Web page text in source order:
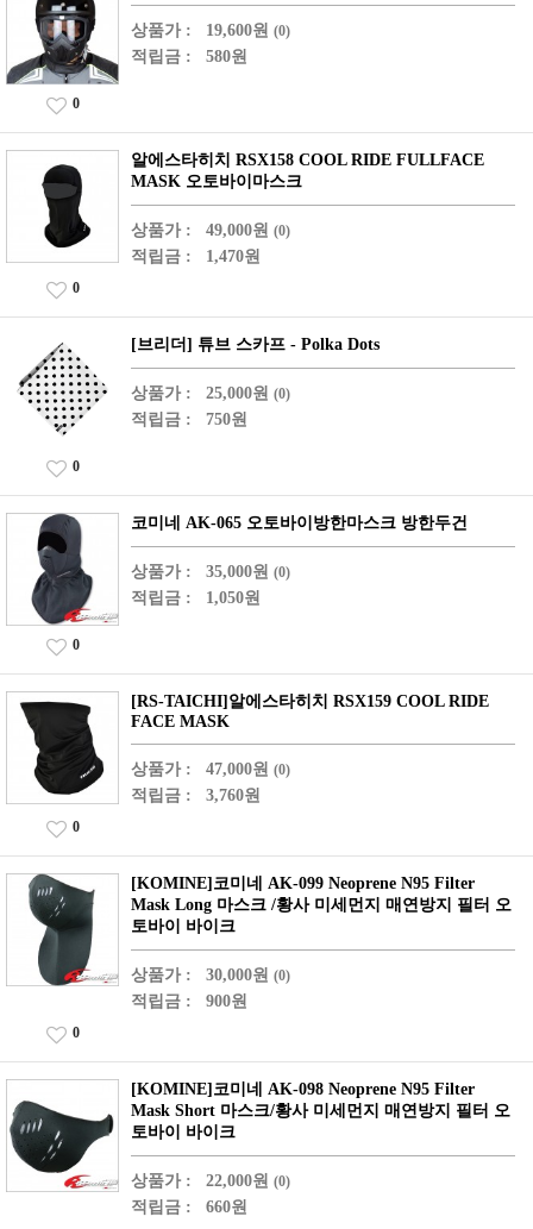
상품가 : 19,600원 (0)
적립금 : 580원
0
알에스타히치 RSX158 COOL RIDE FULLFACE
MASK 오토바이마스크
상품가 : 49,000원 (0)
적립금 : 1,470원
0
[브리더] 튜브 스카프 - Polka Dots
상품가 : 25,000원 (0)
적립금 : 750원
0
코미네 AK-065 오토바이방한마스크 방한두건
상품가 : 35,000원 (0)
적립금 : 1,050원
0
[RS-TAICHI]알에스타히치 RSX159 COOL RIDE
FACE MASK
상품가 : 47,000원 (0)
적립금 : 3,760원
0
[KOMINE]코미네 AK-099 Neoprene N95 Filter
Mask Long 마스크 /황사 미세먼지 매연방지 필터 오
토바이 바이크
상품가 : 30,000원 (0)
적립금 : 900원
0
[KOMINE]코미네 AK-098 Neoprene N95 Filter
Mask Short 마스크/황사 미세먼지 매연방지 필터 오
토바이 바이크
상품가 : 22,000원 (0)
적립금 : 660원